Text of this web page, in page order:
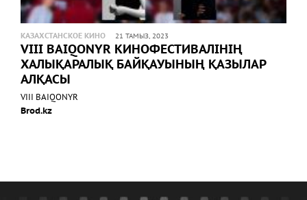
КАЗАХСТАНСКОЕ КИНО 21 ТАМЫЗ, 2023
VIII BAIQONYR КИНОФЕСТИВАЛІНІҢ
ХАЛЫҚАРАЛЫҚ БАЙҚАУЫНЫҢ ҚАЗЫЛАР
АЛҚАСЫ
VIII BAIQONYR
Brod.kz